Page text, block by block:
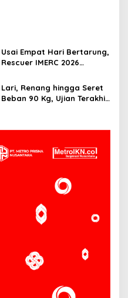
Usai Empat Hari Bertarung,
Rescuer IMERC 2026
Kompetensi di Dunia Nyata
Lari, Renang hingga Seret
Beban 90 Kg, Ujian Terakhir